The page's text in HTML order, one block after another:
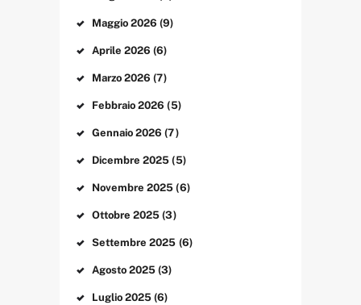
Maggio 2026 (9)
Aprile 2026 (6)
Marzo 2026 (7)
Febbraio2026 (5)
Gennaio2026 (7)
Dicembre2025 (5)
Novembre2025 (6)
Ottobre2025 (3)
Settembre2025 (6)
Agosto 2025 (3)
Luglio 2025 (6)